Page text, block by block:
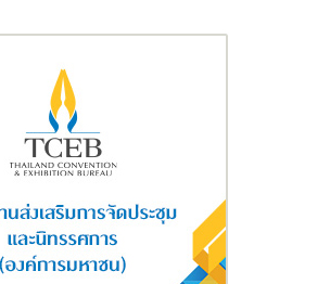
สนรัก โดยสามารถนำสัตว์เลี้ยง ร่วมเดินทาง
กษาความปลอดภัย มีการจัดเจ้าหน้าที่รักษา
ยเจ้าหน้าที่ตำรวจ และสุนัขทหาร K9 ตรวจ
งจุดที่มีความเสี่ยงที่อาจจะเกิดเหตุก่อการร้าย
อมกำชับกวดขันเจ้าหน้าที่ที่เกี่ยวข้อง คอย
งเหตุอันตรายที่อาจเกิดขึ้นในพื้นที่ต่างๆทุก
รเฝ้าระวังพื้นที่ผ่านระบบ CCTV โดยควบคุม